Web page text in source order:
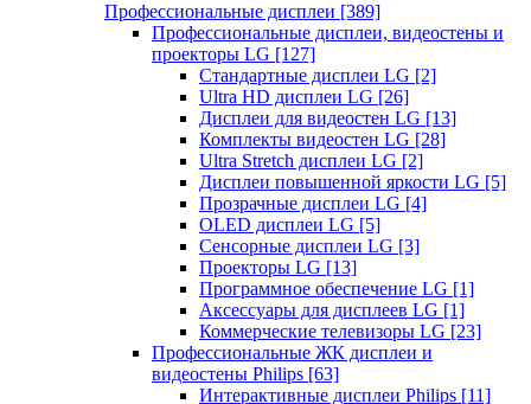
Профессиональные дисплеи [389]
Профессиональные дисплеи, видеостены и
проекторы LG [127]
Стандартные дисплеи LG [2]
Ultra HD дисплеи LG [26]
Дисплеи для видеостен LG [13]
Комплекты видеостен LG [28]
Ultra Stretch дисплеи LG [2]
Дисплеи повышенной яркости LG [5]
Прозрачные дисплеи LG [4]
OLED дисплеи LG [5]
Сенсорные дисплеи LG [3]
Проекторы LG [13]
Программное обеспечение LG [1]
Аксессуары для дисплеев LG [1]
Коммерческие телевизоры LG [23]
Профессиональные ЖК дисплеи и
видеостены Philips [63]
Интерактивные дисплеи Philips [11]